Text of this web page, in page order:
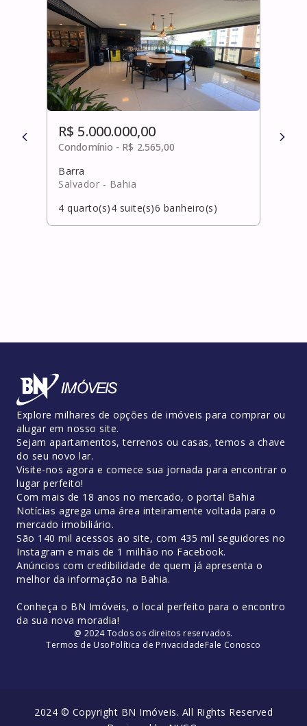
R$ 5.000.000,00
Condomínio - R$ 2.565,00
Barra
Salvador - Bahia
4 quarto(s)4 suite(s)6 banheiro(s)
R$
Explore milhares de opções de imóveis para comprar ou
alugar em nosso site.
Sejam apartamentos, terrenos ou casas, temos a chave
do seu novo lar.
Visite-nos agora e comece sua jornada para encontrar o
lugar perfeito!
Com mais de 18 anos no mercado, o portal Bahia
Notícias agrega uma área inteiramente voltada para o
mercado imobiliário.
São 140 mil acessos ao site, com 435 mil seguidores no
Instagram e mais de 1 milhão no Facebook.
Anúncios com credibilidade de quem já apresenta o
melhor da informação na Bahia.
Conheça o BN Imóveis, o local perfeito para o encontro
da sua nova moradia!
@ 2024 Todos os direitos reservados.
Termos de UsoPolítica de PrivacidadeFale Conosco
2024 © Copyright BN Imóveis. All Rights Reserved